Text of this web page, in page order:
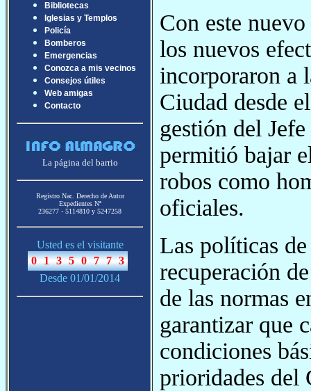
Bibliotecas
Iglesias y Templos
Policía
Bomberos
Emergencias
Conozca a mis vecinos
Consejos útiles
Web amigas
Contacto
La página del barrio
Registro Nac. Derecho de Autor
Expedientes Nª
236277 - 5114810 y 5247258
Usted es el visitante
Desde 01/01/2014
Con este
los nuevos
incorporaron a
Ciudad desde
gestión del
permitió bajar
robos como
oficiales.
Las políticas
recuperación
de las normas
garantizar que
condiciones
prioridades del